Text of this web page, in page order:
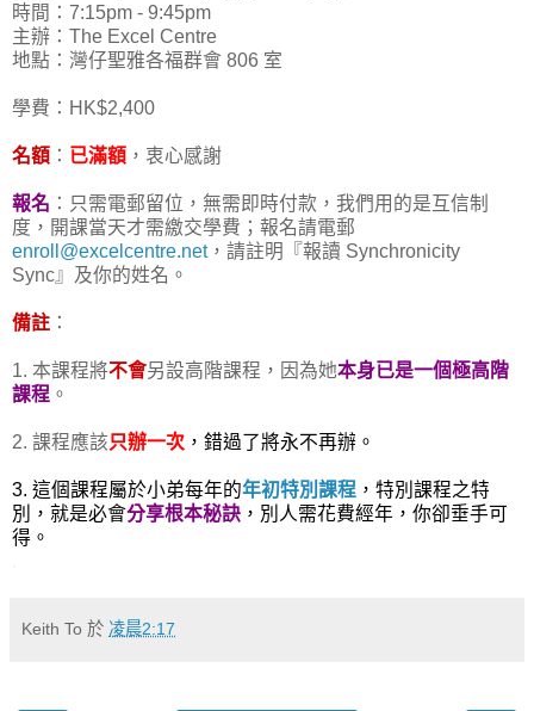
時間：7:15pm - 9:45pm
主辦：The Excel Centre
地點：灣仔聖雅各福群會 806 室
學費：HK$2,400
名額 ： 已滿額 ，衷心感謝
報名 ：只需電郵留位，無需即時付款，我們用的是互信制
度，開課當天才需繳交學費；報名請電郵
enroll@excelcentre.net，請註明『報讀 Synchronicity
Sync』及你的姓名。
備註 ：
1. 本課程將不會另設高階課程，因為她本身已是一個極高階
課程 。
2. 課程應該只辦一次 ，錯過了將永不再辦。
3. 這個課程屬於小弟每年的年初特別課程 ，特別課程之特
別，就是必會分享根本秘訣 ，別人需花費經年，你卻垂手可
得。
.
Keith To 於 凌晨2:17